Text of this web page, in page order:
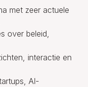
met zeer actuele
over beleid,
interactie en
AI-